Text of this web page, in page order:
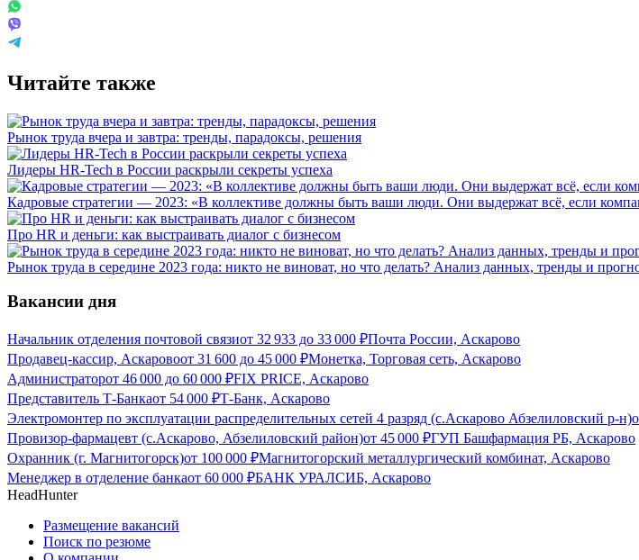
Читайте также
Рынок труда вчера и завтра: тренды, парадоксы, решения
Лидеры HR-Tech в России раскрыли секреты успеха
Кадровые стратегии — 2023: «В коллективе должны быть ваши люди. Они выдержат всё, если
Про HR и деньги: как выстраивать диалог с бизнесом
Рынок труда в середине 2023 года: никто не виноват, но что делать? Анализ данных, тренды и
Вакансии дня
Начальник отделения почтовой связиот 32 933 до 33 000 ₽Почта России, Аскарово
Продавец-кассир, Аскаровоот 31 600 до 45 000 ₽Монетка, Торговая сеть, Аскарово
Администраторот 46 000 до 60 000 ₽FIX PRICE, Аскарово
Представитель Т-Банкаот 54 000 ₽Т-Банк, Аскарово
Электромонтер по эксплуатации распределительных сетей 4 разряд (с.Аскарово Абзелиловский р-н)
Провизор-фармацевт (с.Аскарово, Абзелиловский район)от 45 000 ₽ГУП Башфармация РБ, Аскарово
Охранник (г. Магнитогорск)от 100 000 ₽Магнитогорский металлургический комбинат, Аскарово
Менеджер в отделение банкаот 60 000 ₽БАНК УРАЛСИБ, Аскарово
HeadHunter
Размещение вакансий
Поиск по резюме